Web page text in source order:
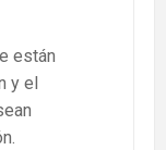
están
y el